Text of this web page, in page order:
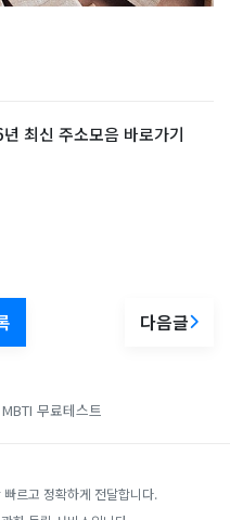
최신 주소모음 바로가기
다음글
MBTI 무료테스트
르고 정확하게 전달합니다.